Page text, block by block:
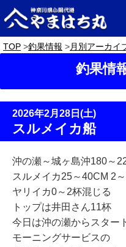
TOP 釣果情報 月別アーカイ
釣果情
2026年2月28日(土)
スルメイカ船
沖の瀬～城ヶ島沖180～
スルメイカ25～40CM 2
ヤリイカ0～2杯混じる
トップは井田さん11杯
今日は沖の瀬からスター
モーニングサービスの